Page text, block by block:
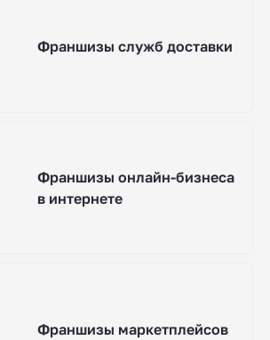
Франшизы служб доставки
Франшизы онлайн-бизнеса
в интернете
Франшизы маркетплейсов